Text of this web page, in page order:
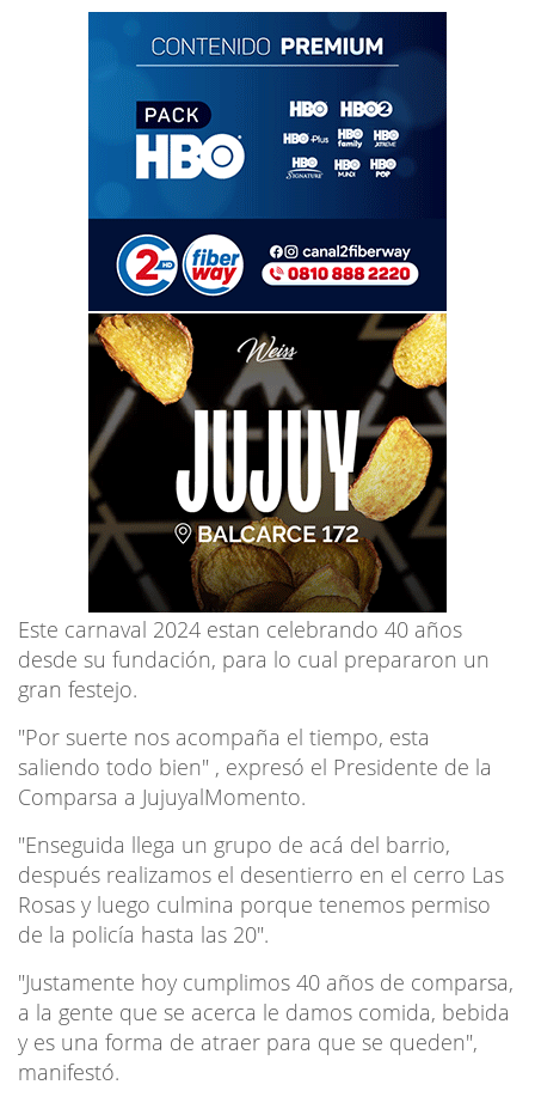
Este carnaval 2024 estan celebrando 40 años
desde su fundación, para lo cual prepararon un
gran festejo.
"Por suerte nos acompaña el tiempo, esta
saliendo todo bien" , expresó el Presidente de la
Comparsa a JujuyalMomento.
"Enseguida llega un grupo de acá del barrio,
después realizamos el desentierro en el cerro Las
Rosas y luego culmina porque tenemos permiso
de la policía hasta las 20".
"Justamente hoy cumplimos 40 años de comparsa,
a la gente que se acerca le damos comida, bebida
y es una forma de atraer para que se queden",
manifestó.